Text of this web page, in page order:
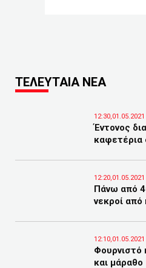
ΤΕΛΕΥΤΑΙΑ ΝΕΑ
12:30,01.05.2021
Έντονος
καφετέρια
12:20,01.05.2021
Πάνω από
νεκροί από
12:10,01.05.2021
Φουρνιστό
και μάραθο